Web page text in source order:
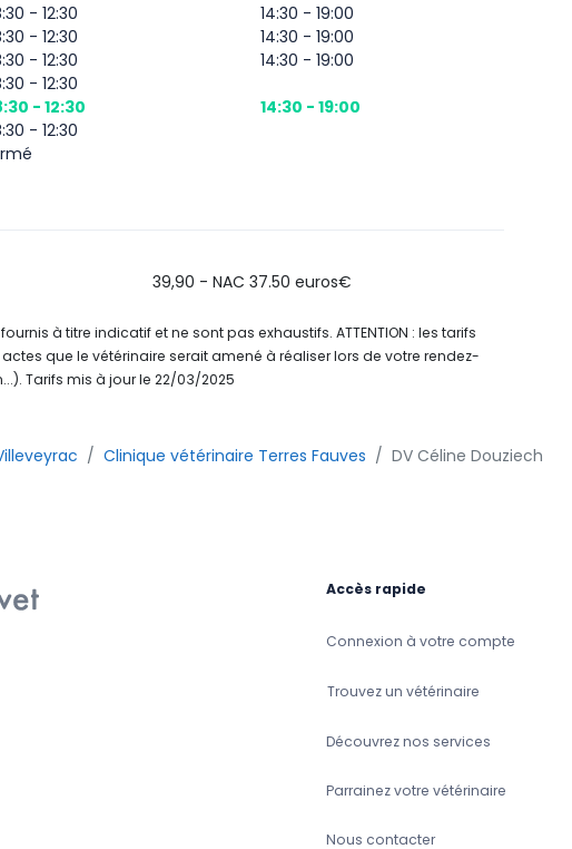
- 12:30
14:30 - 19:00
- 12:30
14:30 - 19:00
- 12:30
14:30 - 19:00
- 12:30
- 12:30
14:30 - 19:00
- 12:30
39,90 - NAC 37.50 euros€
à titre indicatif et ne sont pas exhaustifs. ATTENTION : les tarifs
que le vétérinaire serait amené à réaliser lors de votre rendez-
Tarifs mis à jour le 22/03/2025
Clinique vétérinaire Terres Fauves DV Céline Douziech
Accès rapide
Connexion à votre compte
Trouvez un vétérinaire
Découvrez nos services
Parrainez votre vétérinaire
Nous contacter